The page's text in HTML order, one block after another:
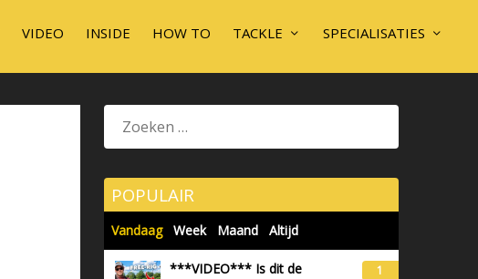
VIDEO INSIDE HOW TO TACKLE SPECIALISATIES
POPULAIR
Vandaag Week Maand Altijd
***VIDEO*** Is dit de
1